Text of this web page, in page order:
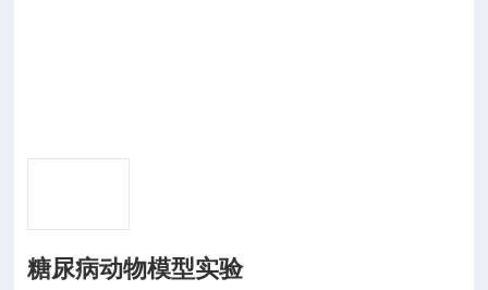
糖尿病动物模型实验